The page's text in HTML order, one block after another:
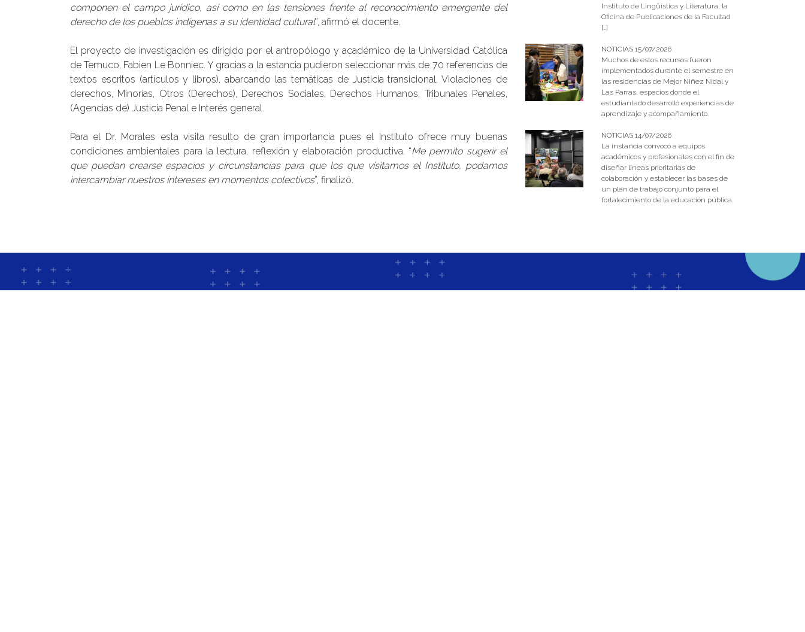
componen el campo jurídico, así como en las tensiones frente al reconocimiento emergente del
derecho de los pueblos indígenas a su identidad cultural”, afirmó el docente.
El proyecto de investigación es dirigido por el antropólogo y académico de la Universidad Católica
de Temuco, Fabien Le Bonniec. Y gracias a la estancia pudieron seleccionar más de 70 referencias de
textos escritos (artículos y libros), abarcando las temáticas de Justicia transicional, Violaciones de
derechos, Minorías, Otros (Derechos), Derechos Sociales, Derechos Humanos, Tribunales Penales,
(Agencias de) Justicia Penal e Interés general.
Para el Dr. Morales esta visita resulto de gran importancia pues el Instituto ofrece muy buenas
condiciones ambientales para la lectura, reflexión y elaboración productiva. “Me permito sugerir el
que puedan crearse espacios y circunstancias para que los que visitamos el Instituto, podamos
intercambiar nuestros intereses en momentos colectivos”, finalizó.
Instituto de Lingüística y Literatura, la
Oficina de Publicaciones de la Facultad
[…]
NOTICIAS 15/07/2026
Muchos de estos recursos fueron
implementados durante el semestre en
las residencias de Mejor Niñez Nidal y
Las Parras, espacios donde el
estudiantado desarrolló experiencias de
aprendizaje y acompañamiento.
NOTICIAS 14/07/2026
La instancia convocó a equipos
académicos y profesionales con el fin de
diseñar líneas prioritarias de
colaboración y establecer las bases de
un plan de trabajo conjunto para el
fortalecimiento de la educación pública.